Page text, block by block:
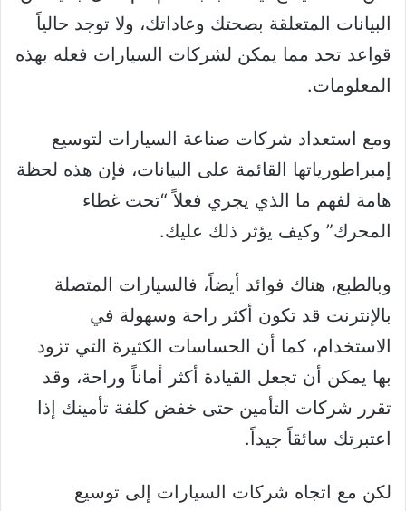
البيانات المتعلقة بصحتك وعاداتك، ولا توجد حالياً
قواعد تحد مما يمكن لشركات السيارات فعله بهذه
المعلومات.
ومع استعداد شركات صناعة السيارات لتوسيع
إمبراطورياتها القائمة على البيانات، فإن هذه لحظة
هامة لفهم ما الذي يجري فعلاً “تحت غطاء
المحرك” وكيف يؤثر ذلك عليك.
وبالطبع، هناك فوائد أيضاً، فالسيارات المتصلة
بالإنترنت قد تكون أكثر راحة وسهولة في
الاستخدام، كما أن الحساسات الكثيرة التي تزود
بها يمكن أن تجعل القيادة أكثر أماناً وراحة، وقد
تقرر شركات التأمين حتى خفض كلفة تأمينك إذا
اعتبرتك سائقاً جيداً.
لكن مع اتجاه شركات السيارات إلى توسيع